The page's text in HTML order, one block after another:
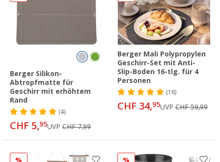
Berger Silikon-
Abtropfmatte für
Geschirr mit erhöhtem
Rand
(4)
CHF 5,95UVP CHF 7,99
Berger Mali Polypropylen
Geschirr-Set mit Anti-
Slip-Boden 16-tlg. für 4
Personen
(16)
CHF 34,95UVP CHF 59,99
% %